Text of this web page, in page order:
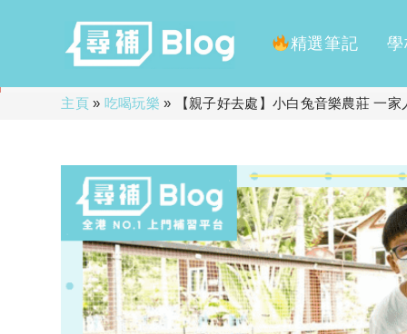
精選筆記
主頁» 吃喝玩樂 » 【親子好去處】小白兔音樂農莊 一